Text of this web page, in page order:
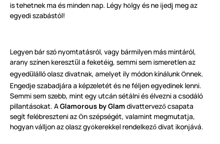
is tehetnek ma és minden nap. Légy hölgy és ne ijedj meg az
egyedi szabástól!
Legyen bár szó nyomtatásról, vagy bármilyen más mintáról,
arany színen keresztül a feketéig, semmi sem ismeretlen az
egyedülálló olasz divatnak, amelyet ily módon kínálunk Önnek.
Engedje szabadjára a képzeletét és ne féljen egyedinek lenni.
Semmi sem szebb, mint egy utcán sétálni és élvezni a csodáló
pillantásokat. AGlamorous by Glam divattervező csapata
segít felébreszteni az Ön szépségét, valamint megmutatja,
hogyan válljon az olasz gyökerekkel rendelkező divat ikonjává.